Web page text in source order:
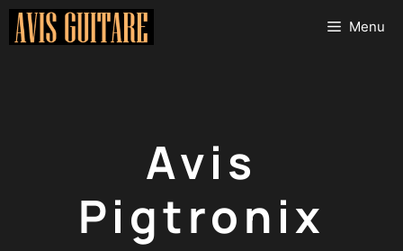
Aller
Menu
Avis
Pigtronix